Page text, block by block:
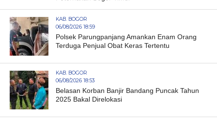
KAB. BOGOR
06/08/2026 18:59
Polsek Parungpanjang Amankan Enam Orang
Terduga Penjual Obat Keras Tertentu
KAB. BOGOR
06/08/2026 18:53
Belasan Korban Banjir Bandang Puncak Tahun
2025 Bakal Direlokasi